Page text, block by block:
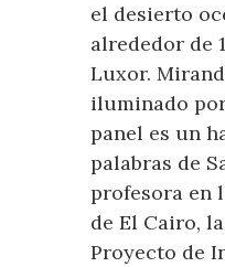
el desierto
alrededor de
Luxor.
iluminado
panel es un
palabras de
profesora en
de El Cairo,
Proyecto de